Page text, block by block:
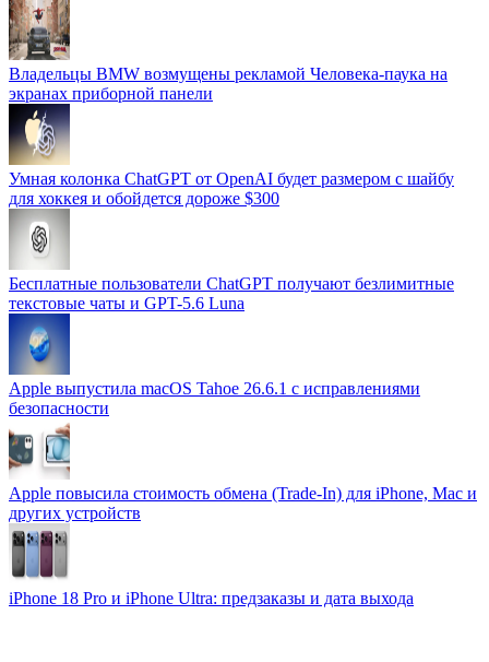
Владельцы BMW возмущены рекламой Человека-паука на
экранах приборной панели
Умная колонка ChatGPT от OpenAI будет размером с шайбу
для хоккея и обойдется дороже $300
Бесплатные пользователи ChatGPT получают безлимитные
текстовые чаты и GPT-5.6 Luna
Apple выпустила macOS Tahoe 26.6.1 с исправлениями
безопасности
Apple повысила стоимость обмена (Trade-In) для iPhone, Mac и
других устройств
iPhone 18 Pro и iPhone Ultra: предзаказы и дата выхода